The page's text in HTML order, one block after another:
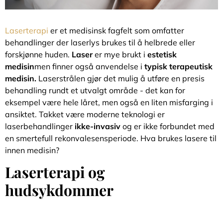
Laserterapi er et medisinsk fagfelt som omfatter
behandlinger der laserlys brukes til å helbrede eller
forskjønne huden. Laserer mye brukt i estetisk
medisinmen finner også anvendelse i typisk terapeutisk
medisin. Laserstrålen gjør det mulig å utføre en presis
behandling rundt et utvalgt område - det kan for
eksempel være hele låret, men også en liten misfarging i
ansiktet. Takket være moderne teknologi er
laserbehandlinger ikke-invasiv og er ikke forbundet med
en smertefull rekonvalesensperiode. Hva brukes lasere til
innen medisin?
Laserterapi og
hudsykdommer